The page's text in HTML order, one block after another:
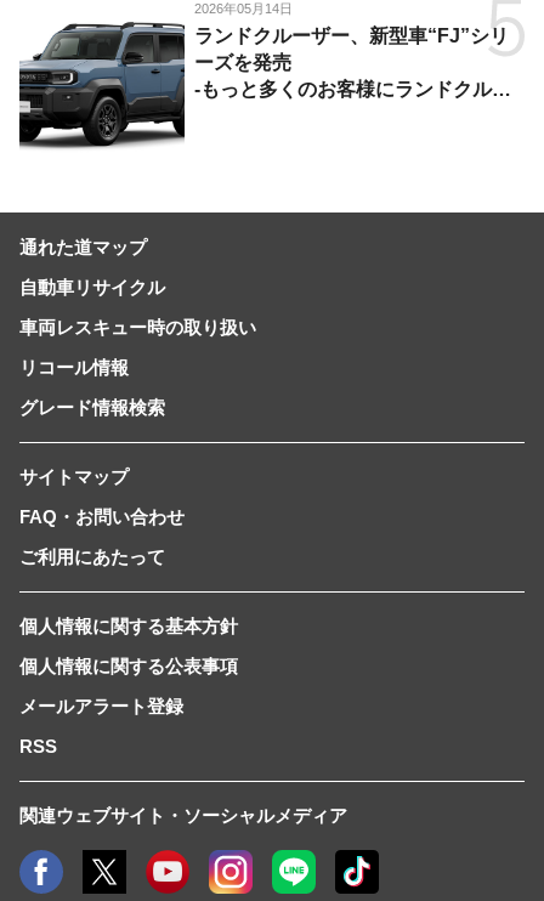
2026年05月14日
ランドクルーザー、新型車“FJ”シリ
ーズを発売
-もっと多くのお客様にランドクルー
通れた道マップ
自動車リサイクル
車両レスキュー時の取り扱い
リコール情報
グレード情報検索
サイトマップ
FAQ・お問い合わせ
ご利用にあたって
個人情報に関する基本方針
個人情報に関する公表事項
メールアラート登録
RSS
関連ウェブサイト・ソーシャルメディア